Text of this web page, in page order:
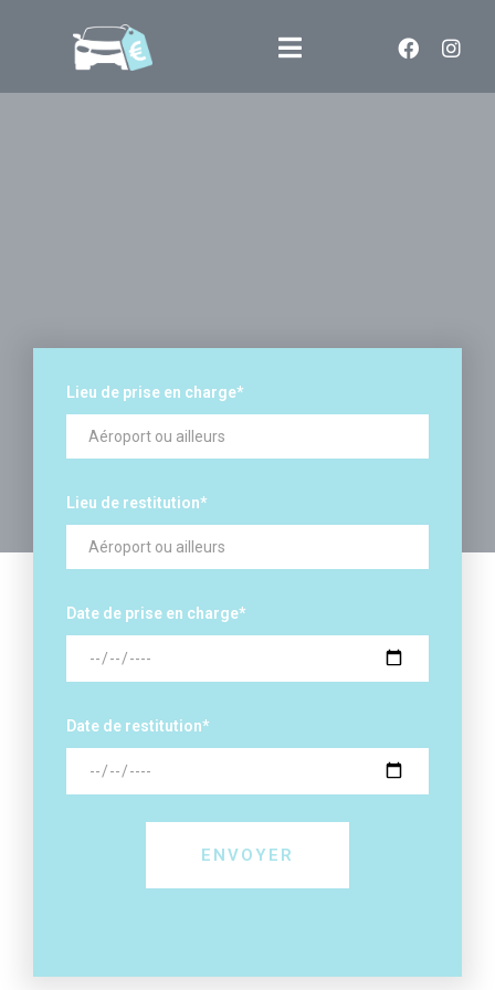
Lieu de prise en charge*
Lieu de restitution*
Date de prise en charge*
Date de restitution*
ENVOYER